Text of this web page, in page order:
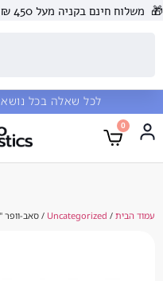
בקניה מעל 450 ₪
שאלה בכל נושא חייגו עכשיו:
/ סאב-וופר "12 עוצמתי Polk Audio